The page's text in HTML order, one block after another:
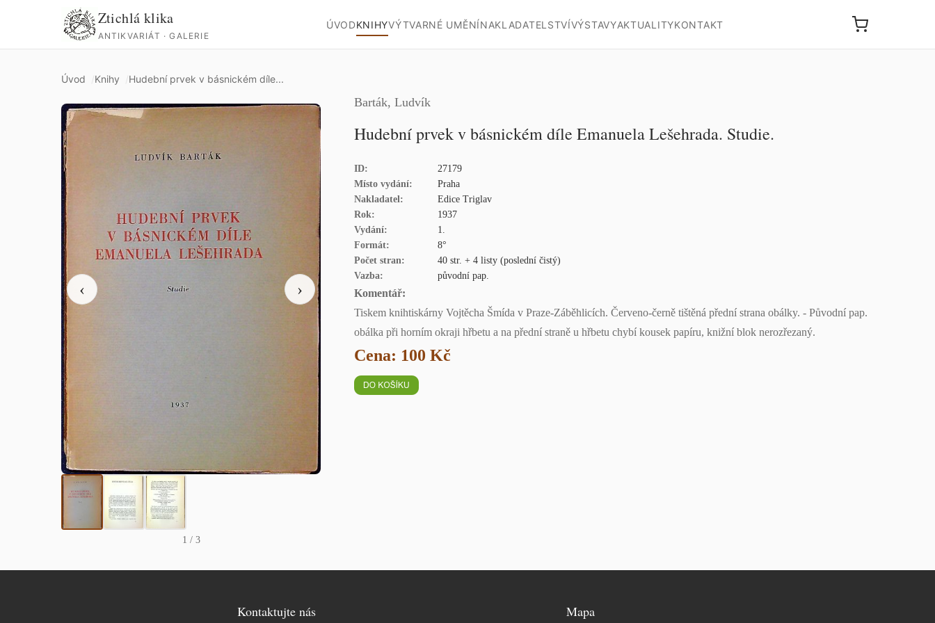
Ztichlá klika
ANTIKVARIÁT · GALERIE
ÚVODKNIHYVÝTVARNÉ UMĚNÍNAKLADATELSTVÍVÝSTAVYAKTUALITYKONTAKT
Úvod Knihy Hudební prvek v básnickém díle...
‹ ›
1 / 3
Barták, Ludvík
Hudební prvek v básnickém díle Emanuela Lešehrada. Studie.
ID:
27179
Místo vydání:
Praha
Nakladatel:
Edice Triglav
Rok:
1937
Vydání:
1.
Formát:
8°
Počet stran:
40 str. + 4 listy (poslední čistý)
Vazba:
původní pap.
Komentář:
Tiskem knihtiskárny Vojtěcha Šmída v Praze-Záběhlicích. Červeno-černě tištěná přední strana obálky. - Původní pap.
obálka při horním okraji hřbetu a na přední straně u hřbetu chybí kousek papíru, knižní blok nerozřezaný.
Cena: 100 Kč
Kontaktujte nás Mapa